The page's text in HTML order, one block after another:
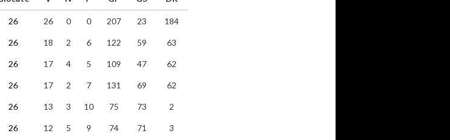
26 26 0 0 207 23 184
26 18 2 6 122 59 63
26 17 4 5 109 47 62
26 17 2 7 131 69 62
26 13 3 10 75 73 2
26 12 5 9 74 71 3